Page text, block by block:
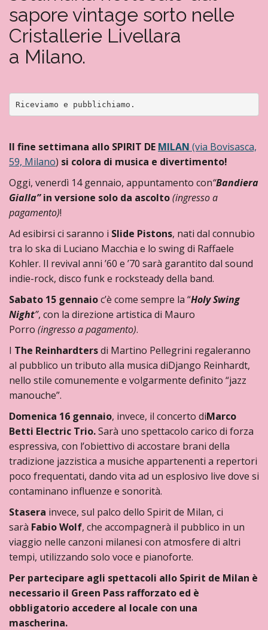
sapore vintage sorto nelle
Cristallerie Livellara
a Milano.
Riceviamo e pubblichiamo.
Il fine settimana allo SPIRIT DE MILAN (via Bovisasca,
59, Milano) si colora di musica e divertimento!
Oggi, venerdì 14 gennaio, appuntamento con“Bandiera
Gialla”in versione solo da ascolto(ingresso a
pagamento)!
Ad esibirsi ci saranno i Slide Pistons, nati dal connubio
tra lo ska di Luciano Macchia e lo swing di Raffaele
Kohler. Il revival anni ’60 e ’70 sarà garantito dal sound
indie-rock, disco funk e rocksteady della band.
Sabato 15 gennaioc’è come sempre la “Holy Swing
Night”, con la direzione artistica di Mauro
Porro (ingresso a pagamento).
I The Reinhardtersdi Martino Pellegrini regaleranno
al pubblico un tributo alla musica diDjango Reinhardt,
nello stile comunemente e volgarmente definito “jazz
manouche”.
Domenica 16 gennaio, invece, il concerto diMarco
Betti Electric Trio.Sarà uno spettacolo carico di forza
espressiva, con l’obiettivo di accostare brani della
tradizione jazzistica a musiche appartenenti a repertori
poco frequentati, dando vita ad un esplosivo live dove si
contaminano influenze e sonorità.
Stasera invece, sul palco dello Spirit de Milan, ci
sarà FabioWolf, che accompagnerà il pubblico in un
viaggio nelle canzoni milanesi con atmosfere di altri
tempi, utilizzando solo voce e pianoforte.
Per partecipare agli spettacoli allo Spirit de Milan è
necessario il Green Pass rafforzato ed è
obbligatorio accedere al locale con una
mascherina.